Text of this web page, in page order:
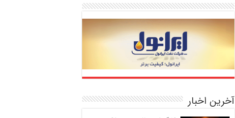
آخرین اخبار